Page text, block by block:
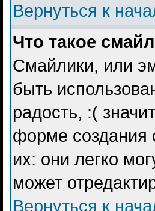
Вернуться к
Что такое
Смайлики, или
быть
радость, :(
форме создания
их: они легко
может
Вернуться к